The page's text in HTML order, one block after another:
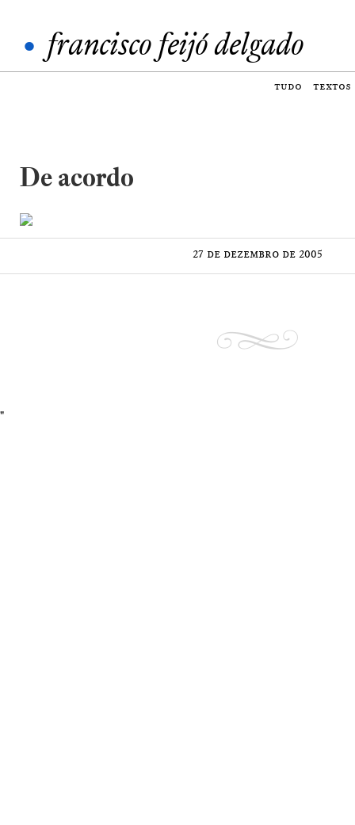
• francisco feijó delgado
tudo textos
De acordo
27 de dezembro de 2005
"